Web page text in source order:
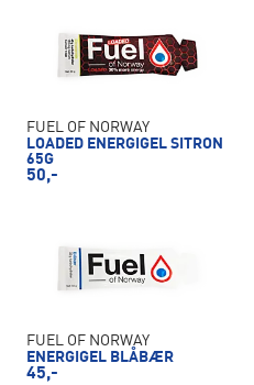
FUEL OF NORWAY
LOADED ENERGIGEL SITRON
65G
50,-
FUEL OF NORWAY
ENERGIGEL BLÅBÆR
45,-